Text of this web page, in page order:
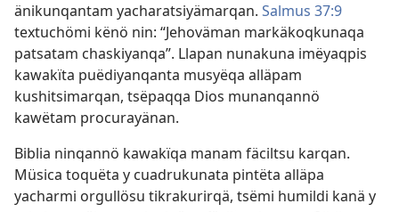
änikunqantam yacharatsiyämarqan. Salmus 37:9
textuchömi kënö nin: “Jehoväman markäkoqkunaqa
patsatam chaskiyanqa”. Llapan nunakuna imëyaqpis
kawakïta puëdiyanqanta musyëqa alläpam
kushitsimarqan, tsëpaqqa Dios munanqannö
kawëtam procurayänan.
Biblia ninqannö kawakïqa manam fäciltsu karqan.
Müsica toquëta y cuadrukunata pintëta alläpa
yacharmi orgullösu tikrakurirqä, tsëmi humildi kanä y